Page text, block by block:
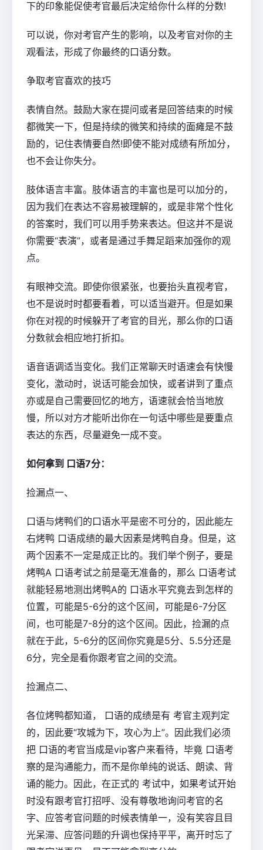
下的印象能促使考官最后决定给你什么样的分数!
可以说，你对考官产生的影响，以及考官对你的主
观看法，形成了你最终的口语分数。
争取考官喜欢的技巧
表情自然。鼓励大家在提问或者是回答结束的时候
都微笑一下，但是持续的微笑和持续的面瘫是不鼓
励的，记住表情要自然!即使不能对成绩有所加分，
也不会让你失分。
肢体语言丰富。肢体语言的丰富也是可以加分的，
因为我们在表达不容易被理解的，或是非常个性化
的答案时，我们可以用手势来表达。但这并不是说
你需要“表演”，或者是通过手舞足蹈来加强你的观
点。
有眼神交流。即使你很紧张，也要抬头直视考官，
也不是说时时都要看着，可以适当避开。但是如果
你在对视的时候躲开了考官的目光，那么你的口语
分数就会相应地打折扣。
语音语调适当变化。我们正常聊天时语速会有快慢
变化，激动时，说话可能会加快，或者讲到了重点
亦或是自己需要回忆的地方，语速就会恰当地放
慢，所以对方才能听出你在一句话中哪些是要重点
表达的东西，尽量避免一成不变。
如何拿到 口语7分：
捡漏点一、
口语与烤鸭们的口语水平是密不可分的，因此能左
右烤鸭 口语成绩的最大因素是烤鸭自身。但是，这
两个因素不一定是成正比的。我们举个例子，要是
烤鸭A 口语考试之前是毫无准备的，那么 口语考试
就能轻易地测出烤鸭A的 口语水平究竟去到怎样的
位置，可能是5-6分的这个区间，可能是6-7分区
间，也可能是7-8分的这个区间。因此，捡漏的点
就在于此，5-6分的区间你究竟是5分、5.5分还是
6分，完全是看你跟考官之间的交流。
捡漏点二、
各位烤鸭都知道， 口语的成绩是有 考官主观判定
的，因此要“攻城为下，攻心为上”。因此我们必须
把 口语的考官当成是vip客户来看待，毕竟 口语考
察的是沟通能力，而不是你单纯的说话、朗读、背
诵的能力。因此，在正式的 考试中，如果考试开始
时没有跟考官打招呼、没有尊敬地询问考官的名
字、应答考官问题的时候表情单一，没有笑容且目
光呆滞、应答问题的升调也保持平平，离开时忘了